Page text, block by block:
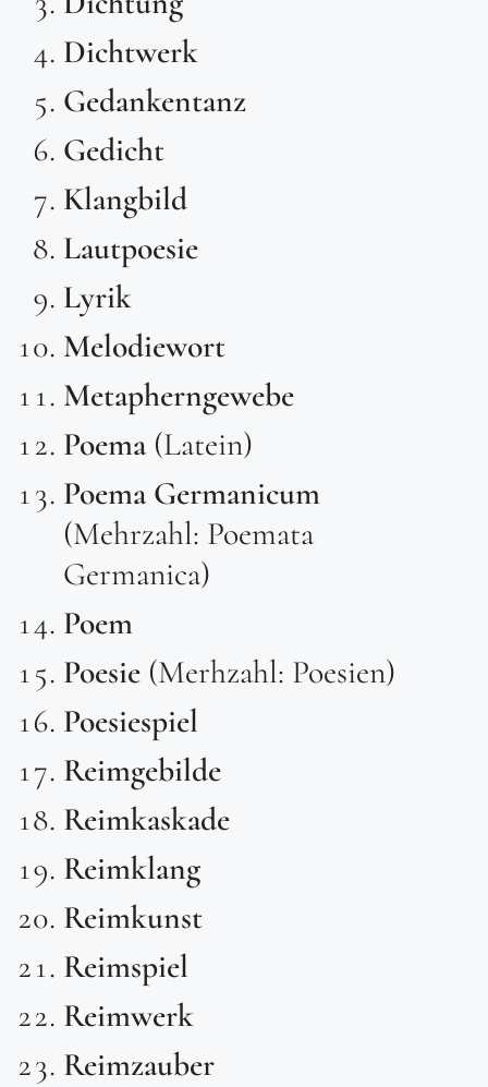
Dichtwerk
Gedankentanz
Gedicht
Klangbild
Lautpoesie
Lyrik
Melodiewort
Metapherngewebe
Poema(Latein)
Poema Germanicum
(Mehrzahl: Poemata
Germanica)
Poem
Poesie (Merhzahl: Poesien)
Poesiespiel
Reimgebilde
Reimkaskade
Reimklang
Reimkunst
Reimspiel
Reimwerk
Reimzauber